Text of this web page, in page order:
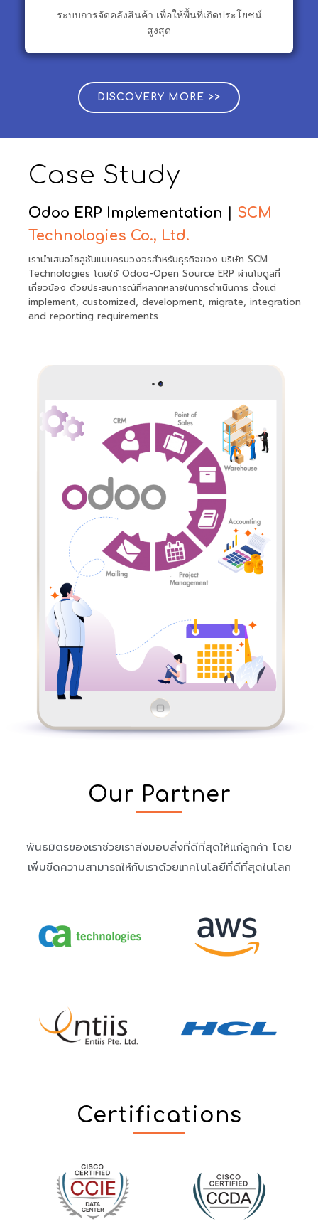
ระบบการจัดคลังสินค้า เพื่อให้พื้นที่เกิดประโยชน์
สูงสุด
DISCOVERY MORE >>
Case Study
Odoo ERP Implementation
SCM
Technologies Co., Ltd.
เรานำเสนอโซลูชันแบบครบวงจรสำหรับธุรกิจของ บริษัท SCM
Technologies โดยใช้ Odoo-Open Source ERP ผ่านโมดูลที่
เกี่ยวข้อง ด้วยประสบการณ์ที่หลากหลายในการดำเนินการ ตั้งแต่
implement, customized, development, migrate, integration
and reporting requirements
Our Partner
พันธมิตรของเราช่วยเราส่งมอบสิ่งที่ดีที่สุดให้แก่ลูกค้า โดย
เพิ่มขีดความสามารถให้กับเราด้วยเทคโนโลยีที่ดีที่สุดในโลก
Certifications